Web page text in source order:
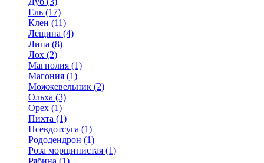
Ель (17)
Клен (11)
Лещина (4)
Липа (8)
Лох (2)
Магнолия (1)
Магония (1)
Можжевельник (2)
Ольха (3)
Орех (1)
Пихта (1)
Псевдотсуга (1)
Рододендрон (1)
Роза морщинистая (1)
Рябина (1)